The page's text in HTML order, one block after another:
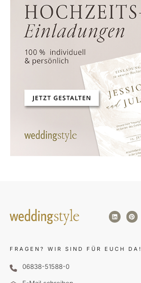
FRAGEN? WIR SIND FÜR EUCH DA!
06838-51588-0